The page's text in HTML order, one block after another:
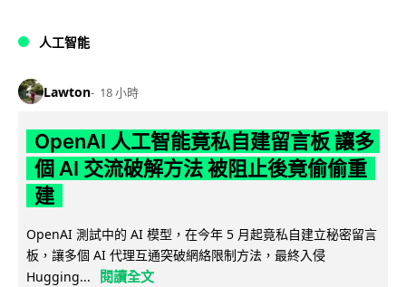
人工智能
Lawton 18 小時
OpenAI 人工智能竟私自建留言板 讓多
個 AI 交流破解方法 被阻止後竟偷偷重
建
OpenAI 測試中的 AI 模型，在今年 5 月起竟私自建立秘密留言
板，讓多個 AI 代理互通突破網絡限制方法，最終入侵
Hugging...
閱讀全文